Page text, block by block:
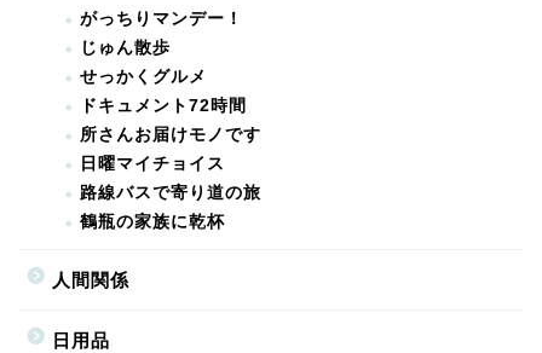
がっちりマンデー！
じゅん散歩
せっかくグルメ
ドキュメント72時間
所さんお届けモノです
日曜マイチョイス
路線バスで寄り道の旅
鶴瓶の家族に乾杯
人間関係
日用品